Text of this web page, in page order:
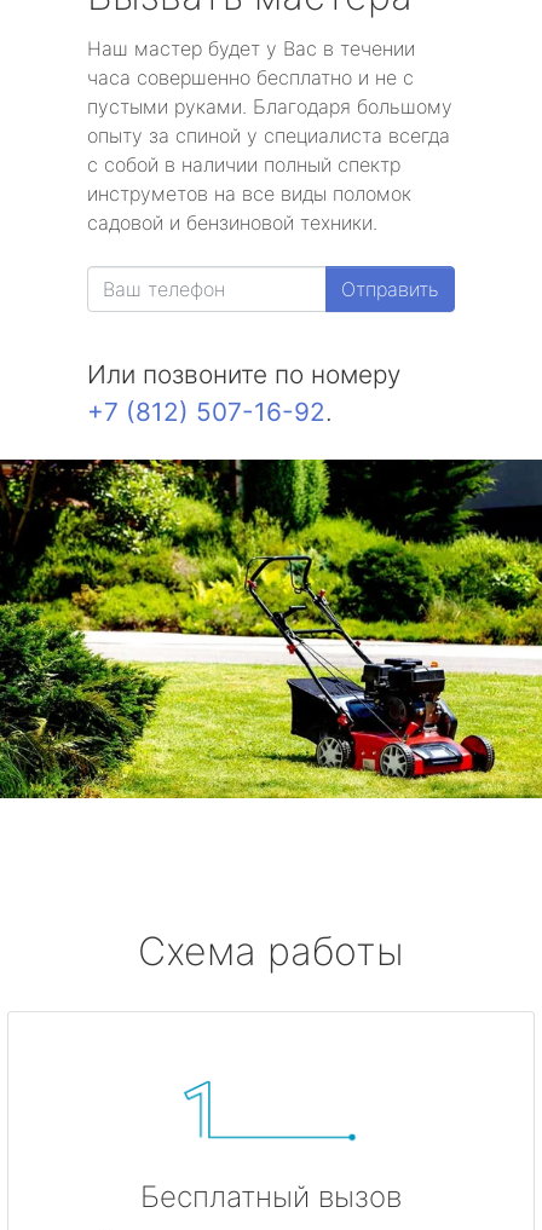
Наш мастер будет у Вас в течении
часа совершенно бесплатно и не с
пустыми руками. Благодаря большому
опыту за спиной у специалиста всегда
с собой в наличии полный спектр
инструметов на все виды поломок
садовой и бензиновой техники.
Отправить
Или позвоните по номеру
+7 (812) 507-16-92.
Схема работы
Бесплатный вызов